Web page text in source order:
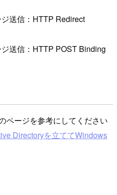
送信：HTTP Redirect
送信：HTTP POST Binding
ページを参考にしてください
Directoryを立ててWindows